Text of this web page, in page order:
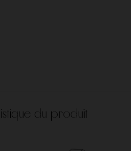
du produit